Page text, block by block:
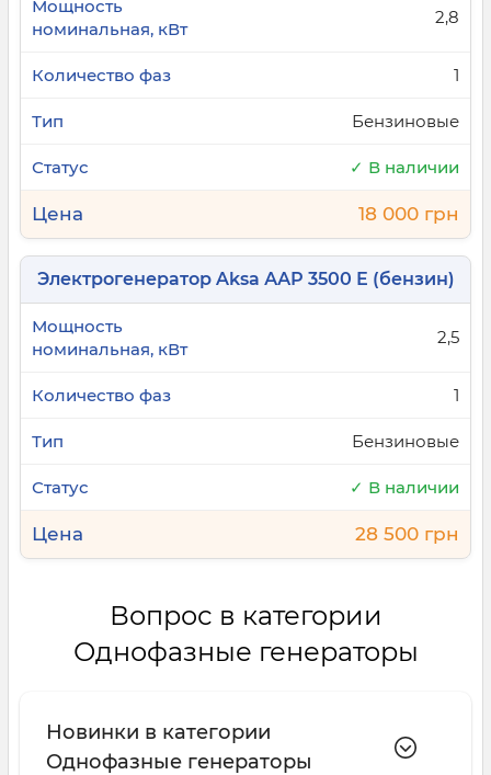
специалистам, которые помогут подобрать
генератор, соответствующий вашим
найдете надежные генераторы с гарантией,
электроснабжение в любой момент.
2,8
1
Бензиновые
✓ В наличии
18 000 грн
Электрогенератор Aksa ААР 3500 Е (бензин)
2,5
1
Бензиновые
✓ В наличии
28 500 грн
Вопрос в категории
Однофазные генераторы
Новинки в категории
Однофазные генераторы